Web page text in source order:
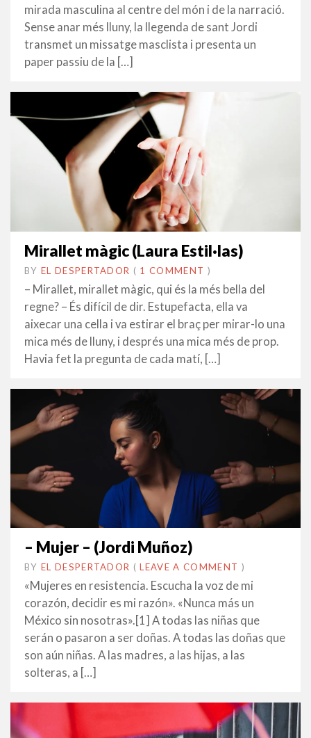
mirada masculina al centre del món i de la narració.
Sense anar més lluny, la llegenda de sant Jordi
transmet un missatge masclista i presenta un
paper passiu de la […]
Mirallet màgic (Laura Estil·las)
BY EL DESPERTADOR ON
13
GENER
2019
•( 1 COMMENT )
– Mirallet, mirallet màgic, qui és la més bella del
regne? – És difícil de dir. Estupefacta, ella va
aixecar una cella i va estirar el braç per mirar-lo una
mica més de lluny, i després una mica més de prop.
Havia fet la pregunta de cada matí, […]
– Mujer – (Jordi Muñoz)
BY EL DESPERTADOR ON
12
GENER
•(LEAVE A COMMENT )
«Mujeres en resistencia. Escucha la voz de mi
corazón, decidir es mi razón». «Nunca más un
México sin nosotras».[1] A todas las niñas que
serán o pasaron a ser doñas. A todas las doñas que
son aún niñas. A las madres, a las hijas, a las
solteras, a […]